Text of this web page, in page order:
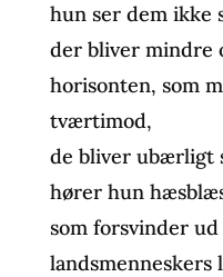
hun ser dem ikke
der bliver mindre
horisonten, som
tværtimod,
de bliver ubærligt
hører hun
som forsvinder
landsmenneskers